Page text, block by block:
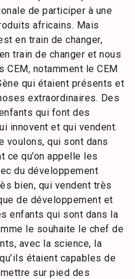
de participer à une
africains. Mais
en train de changer,
train de changer et nous
CEM, notamment le CEM
qui étaient présents et
extraordinaires. Des
qui font des
innovent et qui vendent.
voulons, qui sont dans
ce qu’on appelle les
du développement
bien, qui vendent très
de développement et
enfants qui sont dans la
le souhaite le chef de
avec la science, la
étaient capables de
sur pied des